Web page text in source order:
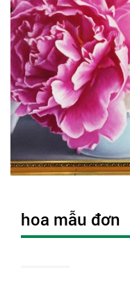
hoa mẫu đơn